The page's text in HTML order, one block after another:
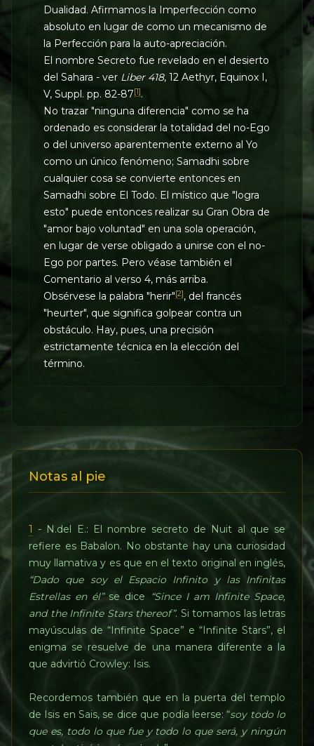
Dualidad. Afirmamos la Imperfección como
absoluto en lugar de como un mecanismo de
la Perfección para la auto-apreciación.
El nombre Secreto fue revelado en el desierto
del Sahara - ver Liber 418, 12 Aethyr, Equinox I,
V, Suppl. pp. 82-87[1].
No trazar "ninguna diferencia" como se ha
ordenado es considerar la totalidad del no-Ego
o del universo aparentemente externo al Yo
como un único fenómeno; Samadhi sobre
cualquier cosa se convierte entonces en
Samadhi sobre El Todo. El místico que "logra
esto" puede entonces realizar su Gran Obra de
"amor bajo voluntad" en una sola operación,
en lugar de verse obligado a unirse con el no-
Ego por partes. Pero véase también el
Comentario al verso 4, más arriba.
Obsérvese la palabra "herir"[2], del francés
"heurter", que significa golpear contra un
obstáculo. Hay, pues, una precisión
estrictamente técnica en la elección del
término.
Notas al pie
1 - N.del E.: El nombre secreto de Nuit al que se
refiere es Babalon. No obstante hay una curiosidad
muy llamativa y es que en el texto original en inglés,
“Dado que soy el Espacio Infinito y las Infinitas
Estrellas en él”se dice
“Since I am Infinite Space,
and the Infinite Stars thereof”. Si tomamos las letras
mayúsculas de “Infinite Space” e “Infinite Stars”, el
enigma se resuelve de una manera diferente a la
que advirtió Crowley: Isis.
Recordemos también que en la puerta del templo
de Isis en Sais, se dice que podía leerse: “soy todo lo
que es, todo lo que fue y todo lo que será, y ningún